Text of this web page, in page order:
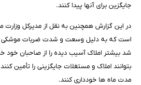
جایگزین برای آنها پیدا کنند.
در این گزارش همچنین به نقل از مدیرکل
است که به دلیل وسعت و شدت ضربات موشکی
شد بیشتر املاک آسیب دیده را از صاحبان خود
بتوانند املاک و مستغلات جایگزینی را تأمین
مدت ماه ها خودداری کنند.